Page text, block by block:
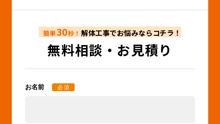
簡単30秒！解体工事でお悩みならコチラ！
無料相談・お見積り
お名前 必須